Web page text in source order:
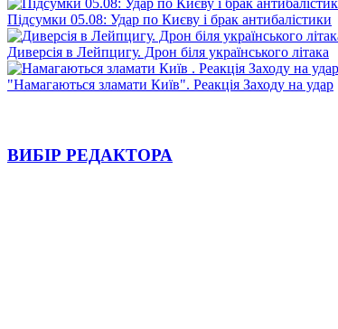
Підсумки 05.08: Удар по Києву і брак антибалістики
Диверсія в Лейпцигу. Дрон біля українського літака
"Намагаються зламати Київ". Реакція Заходу на удар
ВИБІР РЕДАКТОРА